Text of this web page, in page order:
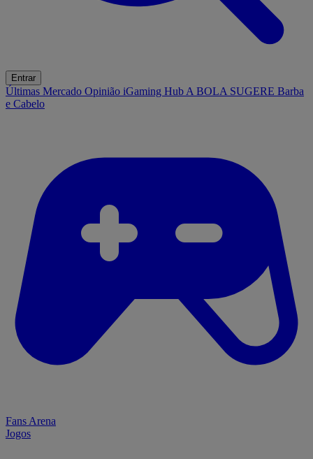
Entrar
Últimas Mercado Opinião iGaming Hub A BOLA SUGERE Barba
e Cabelo
Fans Arena
Jogos